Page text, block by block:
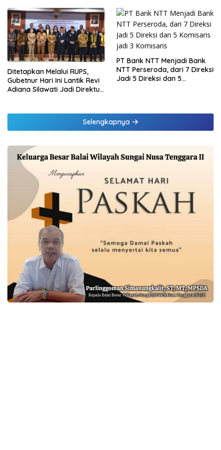
di Lampung dan Tinjau
Samsat Rajabasa
Daging Kurban
Ditetapkan Melalui RUPS,
Gubetnur Hari Ini Lantik Revi
Adiana Silawati Jadi Direktur
PT Bank NTT Menjadi Bank
NTT Perseroda, dari 7 Direksi
Jadi 5 Direksi dan 5
Selengkapnya